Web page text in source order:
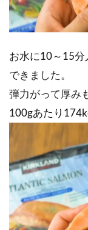
お水に10～15分
できました。
弾力がって厚み
100gあたり